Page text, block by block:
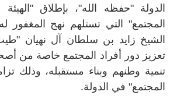
الدولة "حفظه الله"، بإطلاق "الهيئة
المجتمع" التي تستلهم نهج المغفور
الشيخ زايد بن سلطان آل نهيان
تعزيز دور أفراد المجتمع خاصة من
تنمية وطنهم وبناء مستقبله، وذلك
المجتمع" في الدولة.